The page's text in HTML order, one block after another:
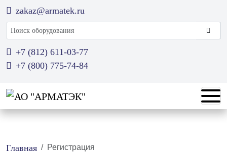
zakaz@armatek.ru
Поиск оборудования
+7 (812) 611-03-77
+7 (800) 775-74-84
Главная Регистрация